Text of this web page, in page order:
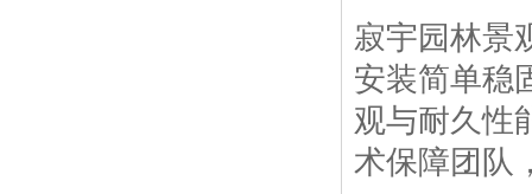
寂宇园林景
安装简单稳
观与耐久性
术保障团队